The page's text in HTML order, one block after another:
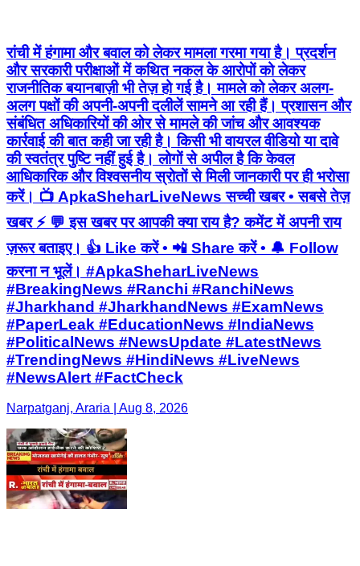
रांची में हंगामा और बवाल को लेकर मामला गरमा गया है। प्रदर्शन
और सरकारी परीक्षाओं में कथित नकल के आरोपों को लेकर
राजनीतिक बयानबाज़ी भी तेज़ हो गई है। मामले को लेकर अलग-
अलग पक्षों की अपनी-अपनी दलीलें सामने आ रही हैं। प्रशासन और
संबंधित अधिकारियों की ओर से मामले की जांच और आवश्यक
कार्रवाई की बात कही जा रही है। किसी भी वायरल वीडियो या दावे
की स्वतंत्र पुष्टि नहीं हुई है। लोगों से अपील है कि केवल
आधिकारिक और विश्वसनीय स्रोतों से मिली जानकारी पर ही भरोसा
करें। 📺 ApkaSheharLiveNews सच्ची खबर • सबसे तेज़
खबर ⚡ 💬 इस खबर पर आपकी क्या राय है? कमेंट में अपनी राय
ज़रूर बताइए। 👍 Like करें • 📲 Share करें • 🔔 Follow
करना न भूलें। #ApkaSheharLiveNews
#BreakingNews #Ranchi #RanchiNews
#Jharkhand #JharkhandNews #ExamNews
#PaperLeak #EducationNews #IndiaNews
#PoliticalNews #NewsUpdate #LatestNews
#TrendingNews #HindiNews #LiveNews
#NewsAlert #FactCheck
Narpatganj, Araria | Aug 8, 2026